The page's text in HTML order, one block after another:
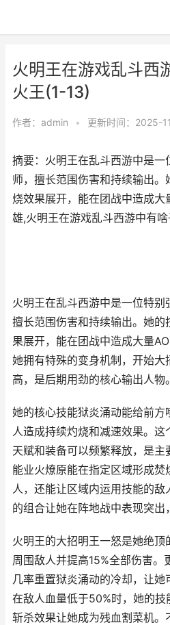
火明王在游戏乱斗西
火王(1-13)
作者： admin • 更新时间：2025-
摘要：火明王在乱斗西游中是一
师，擅长范围伤害和持续输出
烧效果展开，能在团战中造成大
雄,火明王在游戏乱斗西游中有
火明王在乱斗西游中是一位特别
擅长范围伤害和持续输出。她
果展开，能在团战中造成大量
她拥有特殊的变身机制，开始大
高，是后期用劲的核心输出人物。
她的核心技能狱炎涌动能给前
人造成持续灼烧和减速效果。
天赋和装备可以频繁释放，是
能业火燎原能在指定区域形成
人，还能让区域内运用技能的
的组合让她在阵地战中表现突出
火明王的大招明王一怒是她绝
周围敌人并提高15%全部伤害。
几率重置狱炎涌动的冷却，让她
在敌人血量低于50%时，她的
斩杀效果让她成为残血割菜机